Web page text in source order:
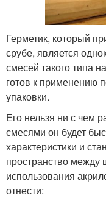
Герметик, который
срубе, является
смесей такого типа
готов к применению
упаковки.
Его нельзя ни с чем
смесями он будет
характеристики и
пространство между
использования
отнести: